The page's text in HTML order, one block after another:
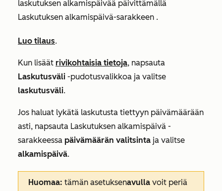
laskutuksen alkamispäivää päivittämällä
Laskutuksen alkamispäivä-sarakkeen .
Luo tilaus.
Kun lisäät rivikohtaisia tietoja, napsauta
Laskutusväli -pudotusvalikkoa ja valitse
laskutusväli.
Jos haluat lykätä laskutusta tiettyyn päivämäärään
asti, napsauta Laskutuksen alkamispäivä -
sarakkeessa päivämäärän valitsinta ja valitse
alkamispäivä.
Huomaa: tämän asetuksenavulla voit periä